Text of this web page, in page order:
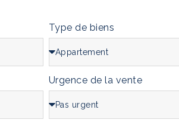
Type de biens
Urgence de la vente